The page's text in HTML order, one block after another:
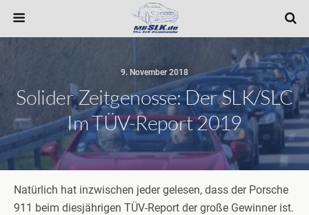
9. November 2018
Solider Zeitgenosse: Der SLK/SLC
Im TÜV-Report 2019
Natürlich hat inzwischen jeder gelesen, dass der Porsche
911 beim diesjährigen TÜV-Report der große Gewinner ist.